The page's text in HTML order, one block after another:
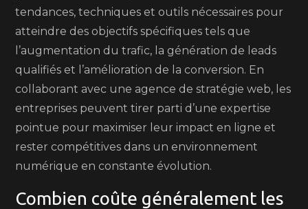
tendances, techniques et outils nécessaires pour
atteindre des objectifs spécifiques tels que
l’augmentation du trafic, la génération de leads
qualifiés et l’amélioration de la conversion. En
collaborant avec une agence de stratégie web, les
entreprises peuvent tirer parti d’une expertise
pointue pour maximiser leur impact en ligne et
rester compétitives dans un environnement
numérique en constante évolution.
Combien coûte généralement les